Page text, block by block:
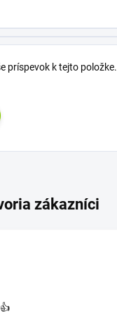
príspevok k tejto položke.